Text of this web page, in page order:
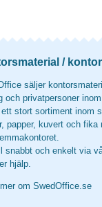
/
säljer
och privatpersoner
stort sortiment inom
papper, kuvert och
snabbt och enkelt via
hjälp.
om SwedOffice.se